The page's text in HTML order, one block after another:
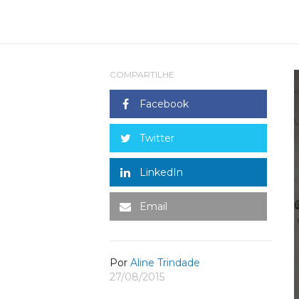
COMPARTILHE
Facebook
Twitter
LinkedIn
Email
Por Aline Trindade
27/08/2015